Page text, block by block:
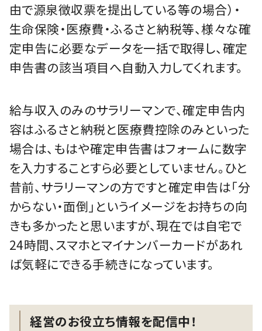
由で源泉徴収票を提出している等の場合）・
生命保険・医療費・ふるさと納税等、様々な確
定申告に必要なデータを一括で取得し、確定
申告書の該当項目へ自動入力してくれます。
給与収入のみのサラリーマンで、確定申告内
容はふるさと納税と医療費控除のみといった
場合は、もはや確定申告書はフォームに数字
を入力することすら必要としていません。ひと
昔前、サラリーマンの方ですと確定申告は「分
からない・面倒」というイメージをお持ちの向
きも多かったと思いますが、現在では自宅で
24時間、スマホとマイナンバーカードがあれ
ば気軽にできる手続きになっています。
経営のお役立ち情報を配信中！